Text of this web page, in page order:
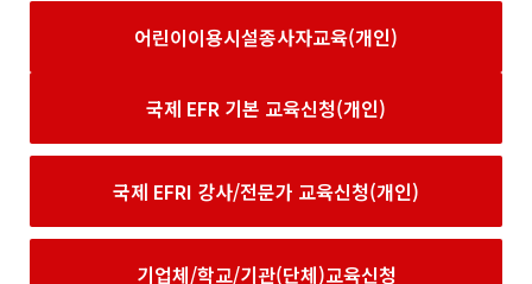
어린이이용시설종사자교육(개인)
국제 EFR 기본 교육신청(개인)
국제 EFRI 강사/전문가 교육신청(개인)
기업체/학교/기관(단체)교육신청